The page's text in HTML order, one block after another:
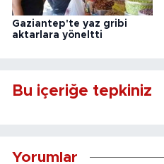
Gaziantep'te yaz gribi
aktarlara yöneltti
Bu içeriğe tepkiniz
Yorumlar